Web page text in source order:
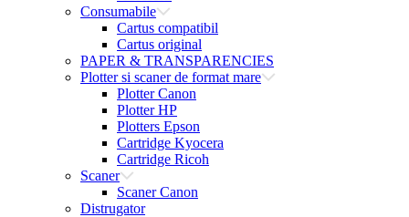
Consumabile
Cartus compatibil
Cartus original
PAPER & TRANSPARENCIES
Plotter si scaner de format mare
Plotter Canon
Plotter HP
Plotters Epson
Cartridge Kyocera
Cartridge Ricoh
Scaner
Scaner Canon
Distrugator